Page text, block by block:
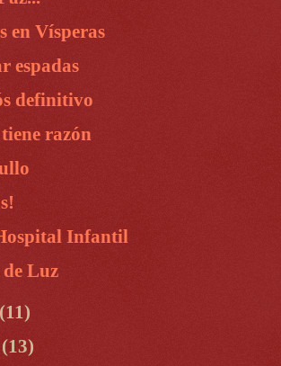
en Vísperas
espadas
definitivo
razón
Infantil
de Luz
(11)
(13)